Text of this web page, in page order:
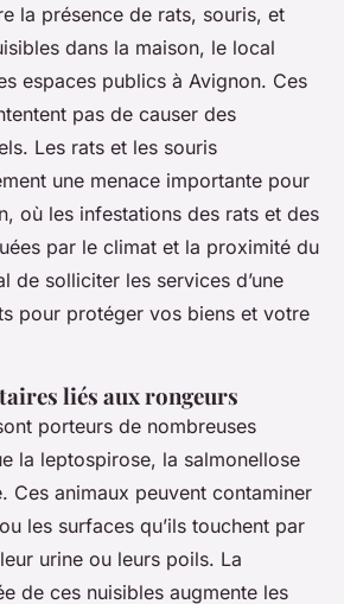
la présence de rats, souris, et
dans la maison, le local
espaces publics à Avignon. Ces
pas de causer des
Les rats et les souris
une menace importante pour
où les infestations des rats et des
par le climat et la proximité du
de solliciter les services d’une
pour protéger vos biens et votre
liés aux rongeurs
porteurs de nombreuses
la leptospirose, la salmonellose
Ces animaux peuvent contaminer
les surfaces qu’ils touchent par
urine ou leurs poils. La
de ces nuisibles augmente les